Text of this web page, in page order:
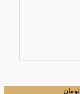
قیمت اصلی: 1,500,000 تومان